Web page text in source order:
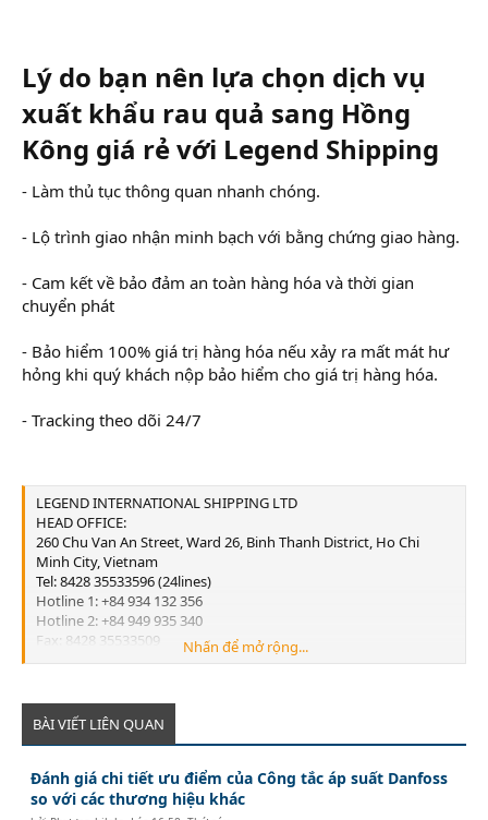
Lý do bạn nên lựa chọn dịch vụ
xuất khẩu rau quả sang Hồng
Kông giá rẻ với Legend Shipping​
- Làm thủ tục thông quan nhanh chóng.
- Lộ trình giao nhận minh bạch với bằng chứng giao hàng.
- Cam kết về bảo đảm an toàn hàng hóa và thời gian
chuyển phát
- Bảo hiểm 100% giá trị hàng hóa nếu xảy ra mất mát hư
hỏng khi quý khách nộp bảo hiểm cho giá trị hàng hóa.
- Tracking theo dõi 24/7
LEGEND INTERNATIONAL SHIPPING LTD
HEAD OFFICE:
260 Chu Van An Street, Ward 26, Binh Thanh District, Ho Chi
Minh City, Vietnam
Tel: 8428 35533596 (24lines)
Hotline 1: +84 934 132 356
Hotline 2: +84 949 935 340
Fax: 8428 35533509
Email:info@legend-shipping.com
No.3 Le Thanh Tong Street, May To Ward, Ngo Quyen District,
Hai Phong City, Vietnam
Tel: 84225 3999679
Email:Lghp@legend-shipping.com
Nhấn để mở rộng...
BÀI VIẾT LIÊN QUAN
Đánh giá chi tiết ưu điểm của Công tắc áp suất Danfoss
so với các thương hiệu khác